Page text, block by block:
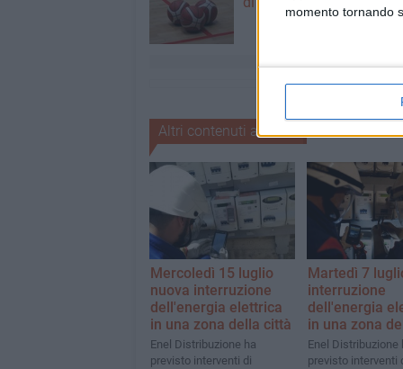
momento tornando
Altri contenuti a tema
Mercoledì 15 luglio
nuova interruzione
dell'energia elettrica
in una zona della città
Enel Distribuzione ha
previsto interventi di
Martedì 7
interruzione
dell'energia
in una zona
Enel Distribuzione
previsto interventi